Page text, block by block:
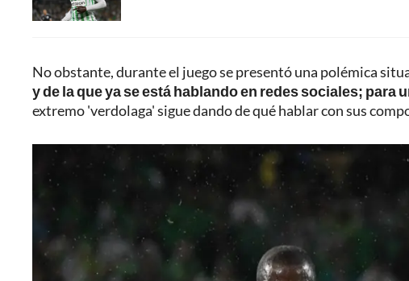
No obstante, durante el juego se presentó una polémica
y de la que ya se está hablando en redes sociales; para
extremo 'verdolaga' sigue dando de qué hablar con sus